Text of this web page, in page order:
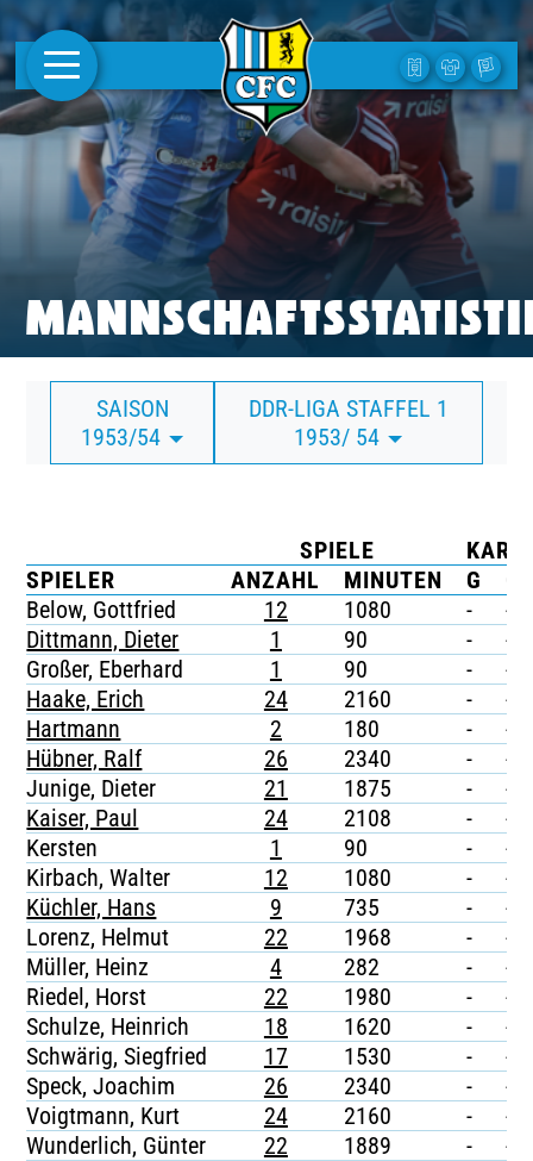
AKTUELLES
1. MANNSCHAFT
FRAUEN
CAMPUS
CLUB
CLUBMITGLIEDSCHAFT
BUSINESS
TICKETING
SAISON
1953/54
DDR-LIGA STAFFEL 1
1953/ 54
SPIELE
SPIELER
ANZAHL MINUTEN G
Below, Gottfried
12 1080 -
-
Dittmann, Dieter
1 90 -
-
Großer, Eberhard
1 90 -
-
Haake, Erich
24 2160 -
-
Hartmann
2 180 -
-
Hübner, Ralf
26 2340 -
-
Junige, Dieter
21 1875 -
-
Kaiser, Paul
24 2108 -
-
Kersten
1 90 -
-
Kirbach, Walter
12 1080 -
-
Küchler, Hans
9 735 -
-
Lorenz, Helmut
22 1968 -
-
Müller, Heinz
4 282 -
-
Riedel, Horst
22 1980 -
-
Schulze, Heinrich
18 1620 -
-
Schwärig, Siegfried
17 1530 -
-
Speck, Joachim
26 2340 -
-
Voigtmann, Kurt
24 2160 -
-
Wunderlich, Günter
22 1889 - -